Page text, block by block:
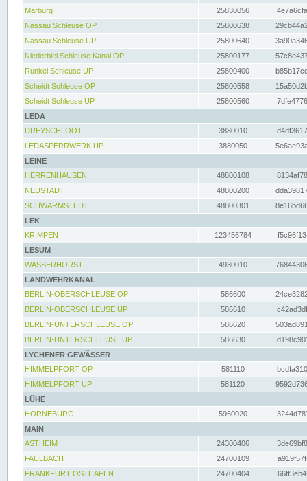
Marburg
25830056
Nassau Schleuse OP
25800638
Nassau Schleuse UP
25800640
Niederbiel Schleuse Kanal OP
25800177
Runkel Schleuse UP
25800400
Scheidt Schleuse OP
25800558
Scheidt Schleuse UP
25800560
LEDA
DREYSCHLOOT
3880010
LEDASPERRWERK UP
3880050
LEINE
HERRENHAUSEN
48800108
NEUSTADT
48800200
SCHWARMSTEDT
48800301
LEK
KRIMPEN
123456784
LESUM
WASSERHORST
4930010
LANDWEHRKANAL
BERLIN-OBERSCHLEUSE OP
586600
BERLIN-OBERSCHLEUSE UP
586610
BERLIN-UNTERSCHLEUSE OP
586620
BERLIN-UNTERSCHLEUSE UP
586630
LYCHENER GEWÄSSER
HIMMELPFORT OP
581110
HIMMELPFORT UP
581120
LÜHE
HORNEBURG
5960020
MAIN
ASTHEIM
24300406
FAULBACH
24700109
FRANKFURT OSTHAFEN
24700404